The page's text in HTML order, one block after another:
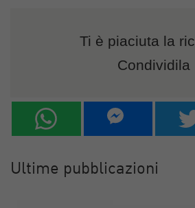
Ti è piaciuta la
Condividila
Ultime pubblicazioni